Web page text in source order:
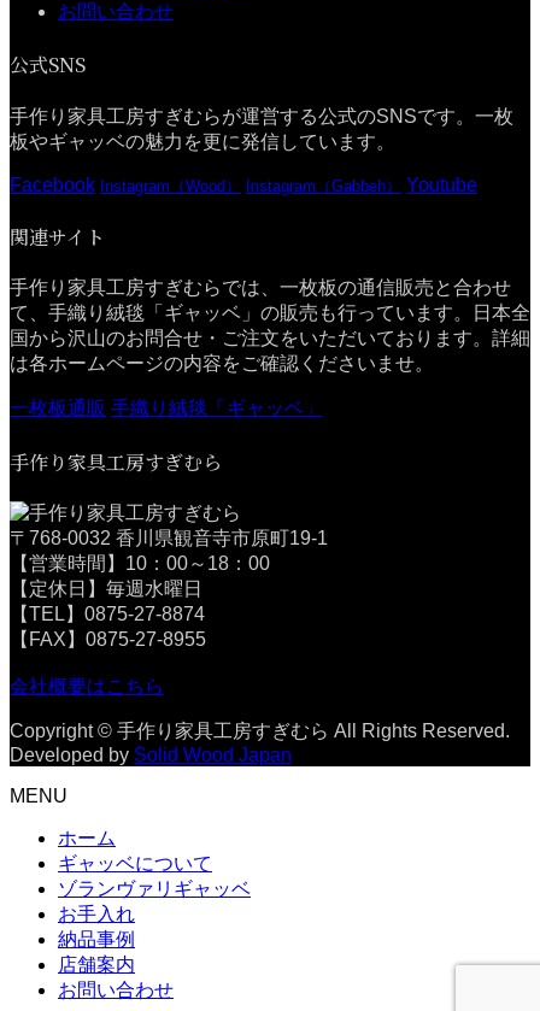
お問い合わせ
公式SNS
手作り家具工房すぎむらが運営する公式のSNSです。一枚
板やギャッベの魅力を更に発信しています。
Facebook Instagram（Wood） Instagram（Gabbeh） Youtube
関連サイト
手作り家具工房すぎむらでは、一枚板の通信販売と合わせ
て、手織り絨毯「ギャッベ」の販売も行っています。日本全
国から沢山のお問合せ・ご注文をいただいております。詳細
は各ホームページの内容をご確認くださいませ。
一枚板通販 手織り絨毯「ギャッベ」
手作り家具工房すぎむら
〒768-0032 香川県観音寺市原町19-1
【営業時間】10：00～18：00
【定休日】毎週水曜日
【TEL】0875-27-8874
【FAX】0875-27-8955
会社概要はこちら
Copyright © 手作り家具工房すぎむら All Rights Reserved.
Developed by Solid Wood Japan
MENU
ホーム
ギャッベについて
ゾランヴァリギャッベ
お手入れ
納品事例
店舗案内
お問い合わせ